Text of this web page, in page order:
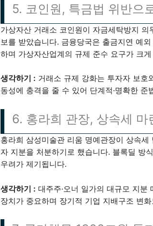
5. 코인원, 특금법 위반으
가상자산 거래소 코인원이 자금세탁방지
보를 받았습니다. 금융당국은 출금지연 예
하며 가상자산업계의 규제 준수 요구가 크
생각하기 : 거래소 규제 강화는 투자자 보호
동성에 충격을 줄 수 있어 단계적·명확한 준
6. 홍라희 관장, 상속세
홍라희 삼성미술관 리움 명예관장이 상속
자 지분을 처분하기로 했습니다. 블록딜 방
우려가 제기됩니다.
생각하기 : 대주주·오너 일가의 대규모 지분
장치가 중요하며 장기적 기업 지배구조 변